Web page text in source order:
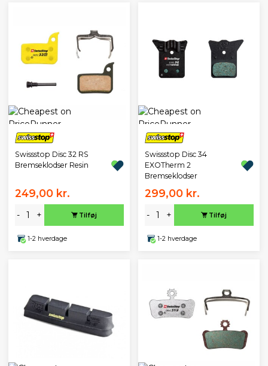
Swissstop Disc 32 RS
Bremseklodser Resin
249,00 kr.
- + Tilføj
1-2 hverdage
Swissstop Disc 34
EXOTherm 2
Bremseklodser
299,00 kr.
- + Tilføj
1-2 hverdage